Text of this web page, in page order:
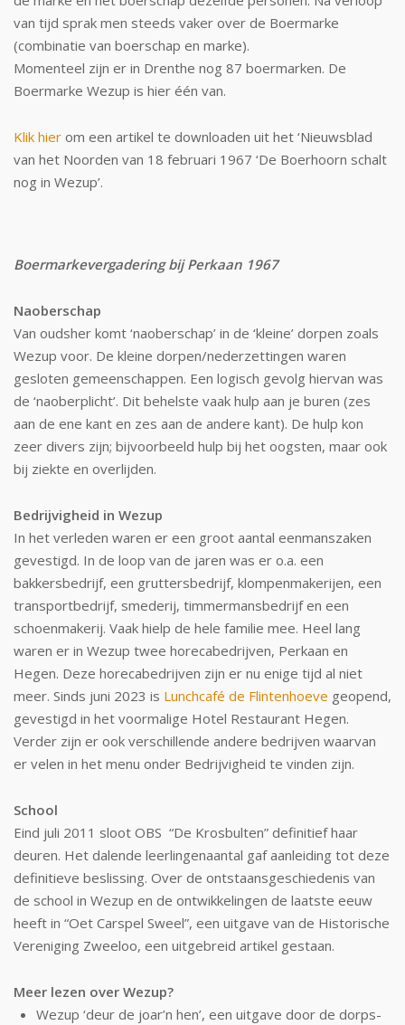
van tijd sprak men steeds vaker over de Boermarke
(combinatie van boerschap en marke).
Momenteel zijn er in Drenthe nog 87 boermarken. De
Boermarke Wezup is hier één van.
Klik hier om een artikel te downloaden uit het ‘Nieuwsblad
van het Noorden van 18 februari 1967 ‘De Boerhoorn schalt
nog in Wezup’.
Boermarkevergadering bij Perkaan 1967
Naoberschap
Van oudsher komt ‘naoberschap’ in de ‘kleine’ dorpen zoals
Wezup voor. De kleine dorpen/nederzettingen waren
gesloten gemeenschappen. Een logisch gevolg hiervan was
de ‘naoberplicht’. Dit behelste vaak hulp aan je buren (zes
aan de ene kant en zes aan de andere kant). De hulp kon
zeer divers zijn; bijvoorbeeld hulp bij het oogsten, maar ook
bij ziekte en overlijden.
Bedrijvigheid in Wezup
In het verleden waren er een groot aantal eenmanszaken
gevestigd. In de loop van de jaren was er o.a. een
bakkersbedrijf, een gruttersbedrijf, klompenmakerijen, een
transportbedrijf, smederij, timmermansbedrijf en een
schoenmakerij. Vaak hielp de hele familie mee. Heel lang
waren er in Wezup twee horecabedrijven, Perkaan en
Hegen. Deze horecabedrijven zijn er nu enige tijd al niet
meer. Sinds juni 2023 is Lunchcafé de Flintenhoeve geopend,
gevestigd in het voormalige Hotel Restaurant Hegen.
Verder zijn er ook verschillende andere bedrijven waarvan
er velen in het menu onder Bedrijvigheid te vinden zijn.
School
Eind juli 2011 sloot OBS “De Krosbulten” definitief haar
deuren. Het dalende leerlingenaantal gaf aanleiding tot deze
definitieve beslissing. Over de ontstaansgeschiedenis van
de school in Wezup en de ontwikkelingen de laatste eeuw
heeft in “Oet Carspel Sweel”, een uitgave van de Historische
Vereniging Zweeloo, een uitgebreid artikel gestaan.
Meer lezen over Wezup?
Wezup ‘deur de joar’n hen’, een uitgave door de dorps-